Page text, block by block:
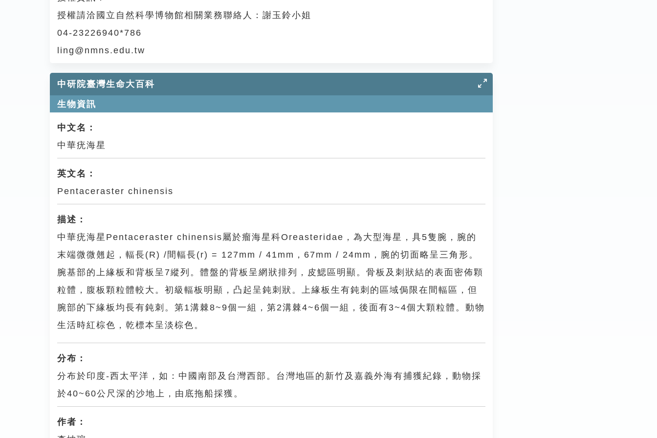
授權請洽國立自然科學博物館相關業務聯絡人：謝玉鈴小姐
04-23226940*786
ling@nmns.edu.tw
中研院臺灣生命大百科
生物資訊
中文名：
中華疣海星
英文名：
Pentaceraster chinensis
描述：
中華疣海星Pentaceraster chinensis屬於瘤海星科Oreasteridae，為大型海星，具5隻腕，腕的
末端微微翹起，輻長(R) /間輻長(r) = 127mm / 41mm，67mm / 24mm，腕的切面略呈三角形。
腕基部的上緣板和背板呈7縱列。體盤的背板呈網狀排列，皮鰓區明顯。骨板及刺狀結的表面密佈顆
粒體，腹板顆粒體較大。初級輻板明顯，凸起呈鈍刺狀。上緣板生有鈍刺的區域侷限在間輻區，但
腕部的下緣板均長有鈍刺。第1溝棘8~9個一組，第2溝棘4~6個一組，後面有3~4個大顆粒體。動物
生活時紅棕色，乾標本呈淡棕色。
分布：
分布於印度-西太平洋，如：中國南部及台灣西部。台灣地區的新竹及嘉義外海有捕獲紀錄，動物採
於40~60公尺深的沙地上，由底拖船採獲。
作者：